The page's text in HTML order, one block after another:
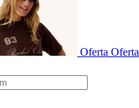
Oferta Oferta